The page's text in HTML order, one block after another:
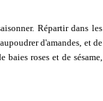
Répartir dans les
d'amandes, et de
baies roses et de sésame,